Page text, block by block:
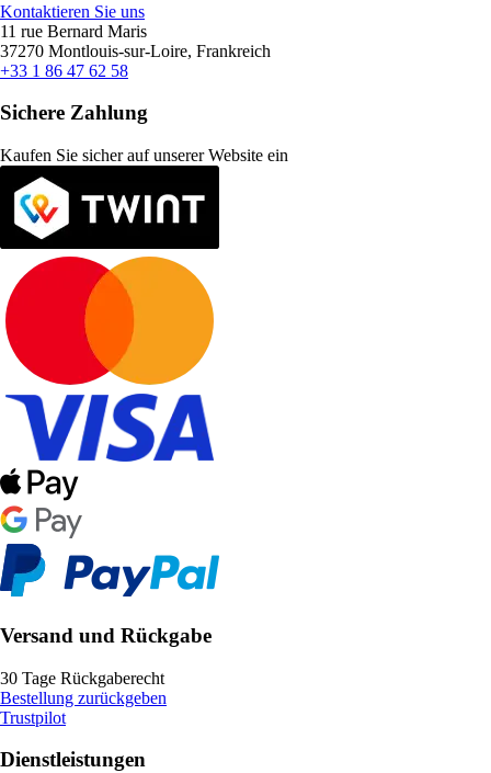
Kontaktieren Sie uns
11 rue Bernard Maris
37270 Montlouis-sur-Loire, Frankreich
+33 1 86 47 62 58
Sichere Zahlung
Kaufen Sie sicher auf unserer Website ein
Versand und Rückgabe
30 Tage Rückgaberecht
Bestellung zurückgeben
Trustpilot
Dienstleistungen